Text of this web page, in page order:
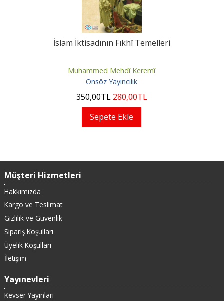
İslam İktisadının Fıkhî Temelleri
Muhammed Mehdî Keremî
Önsöz Yayıncılık
350,00TL 280,00TL
Sepete Ekle
Müşteri Hizmetleri
Hakkımızda
Kargo ve Teslimat
Gizlilik ve Güvenlik
Sipariş Koşulları
Üyelik Koşulları
İletişim
Yayınevleri
Kevser Yayınları